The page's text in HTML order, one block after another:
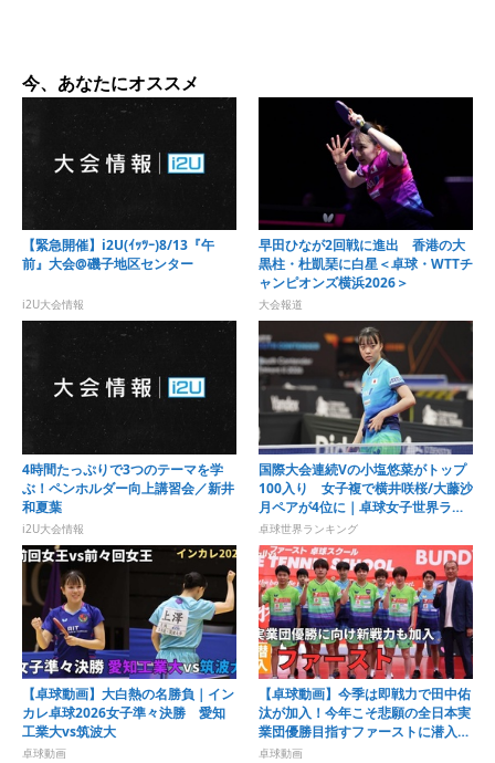
今、あなたにオススメ
【緊急開催】i2U(ｲｯﾂｰ)8/13『午
前』大会@磯子地区センター
i2U大会情報
早田ひなが2回戦に進出 香港の大
黒柱・杜凱琹に白星＜卓球・WTTチ
ャンピオンズ横浜2026＞
大会報道
4時間たっぷりで3つのテーマを学
ぶ！ペンホルダー向上講習会／新井
和夏葉
i2U大会情報
国際大会連続Vの小塩悠菜がトップ
100入り 女子複で横井咲桜/大藤沙
月ペアが4位に｜卓球女子世界ラン
キング（2026年第32週）
卓球世界ランキング
【卓球動画】大白熱の名勝負｜イン
カレ卓球2026女子準々決勝 愛知
工業大vs筑波大
卓球動画
【卓球動画】今季は即戦力で田中佑
汰が加入！今年こそ悲願の全日本実
業団優勝目指すファーストに潜入
村松雄斗も神奈川県代表チームの方
卓球動画